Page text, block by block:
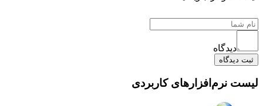
دیدگاه
ثبت دیدگاه
لیست نرم‌افزارهای کاربردی